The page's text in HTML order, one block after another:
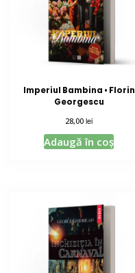
Imperiul Bambina • Florin
Georgescu
28,00lei
Adaugă în coș